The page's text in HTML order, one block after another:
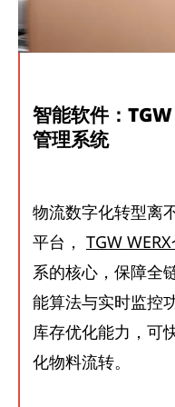
智能软件：
管理系统
物流数字化转型离
平台， TGW
系的核心，保障全
能算法与实时监控
库存优化能力，可
化物料流转。